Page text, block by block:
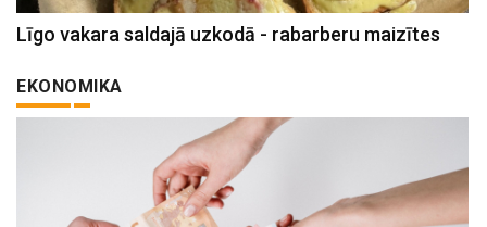
Līgo vakara saldajā uzkodā - rabarberu maizītes
EKONOMIKA